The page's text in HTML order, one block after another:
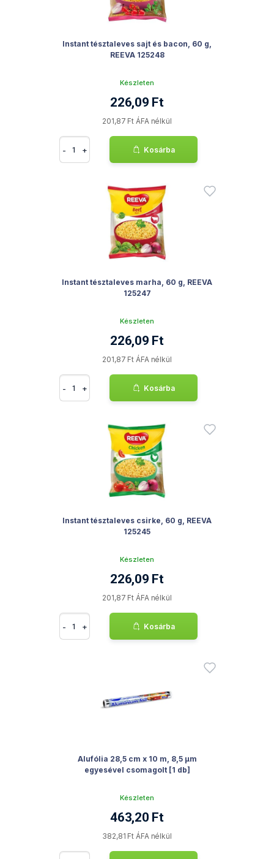
Instant tésztaleves sajt és bacon, 60 g,
REEVA 125248
Készleten
226,09 Ft
201,87 Ft ÁFA nélkül
- + Kosárba
Instant tésztaleves marha, 60 g, REEVA
125247
Készleten
226,09 Ft
201,87 Ft ÁFA nélkül
- + Kosárba
Instant tésztaleves csirke, 60 g, REEVA
125245
Készleten
226,09 Ft
201,87 Ft ÁFA nélkül
- + Kosárba
Alufólia 28,5 cm x 10 m, 8,5 µm
egyesével csomagolt [1 db]
Készleten
463,20 Ft
382,81 Ft ÁFA nélkül